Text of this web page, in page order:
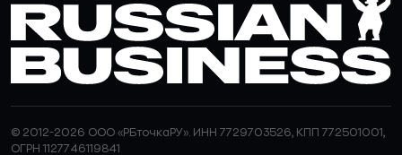
© 2012-2026 ООО «РБточкаРУ». ИНН 7729703526, КПП 772501001,
ОГРН 1127746119841